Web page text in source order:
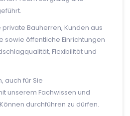
Bauherren, Kunden aus
sowie öffentliche Einrichtungen
Flexibilität und
auch für Sie
unserem Fachwissen und
durchführen zu dürfen.